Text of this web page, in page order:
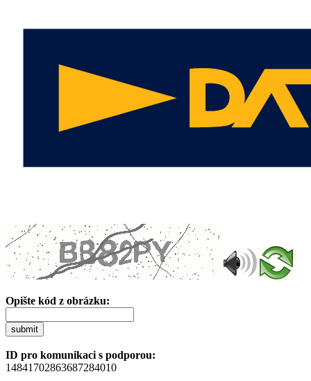
Opište kód z obrázku:
submit
ID pro komunikaci s podporou:
14841702863687284010